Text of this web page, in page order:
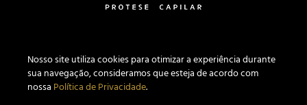
Nosso site utiliza cookiespara otimizar a experiência durante
sua navegação, consideramos que esteja de acordo com
nossa Política de Privacidade.